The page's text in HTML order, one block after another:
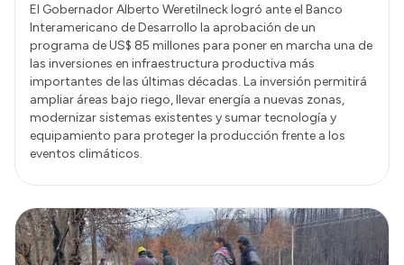
El Gobernador Alberto Weretilneck logró ante el Banco
Interamericano de Desarrollo la aprobación de un
programa de US$ 85 millones para poner en marcha una de
las inversiones en infraestructura productiva más
importantes de las últimas décadas. La inversión permitirá
ampliar áreas bajo riego, llevar energía a nuevas zonas,
modernizar sistemas existentes y sumar tecnología y
equipamiento para proteger la producción frente a los
eventos climáticos.